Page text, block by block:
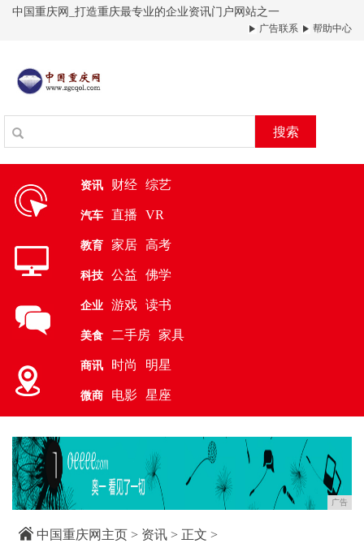
中国重庆网_打造重庆最专业的企业资讯门户网站之一
广告联系 帮助中心
搜索
资讯 财经 综艺
汽车 直播 VR
教育 家居 高考
科技 公益 佛学
企业 游戏 读书
美食 二手房 家具
商讯 时尚 明星
微商 电影 星座
广告
中国重庆网主页 > 资讯 > 正文 >